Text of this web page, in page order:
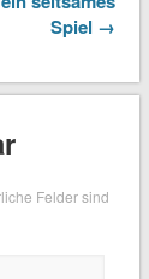
Spiel →
Felder sind